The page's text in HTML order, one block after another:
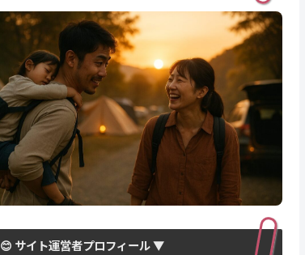
😊 サイト運営者プロフィール ▼